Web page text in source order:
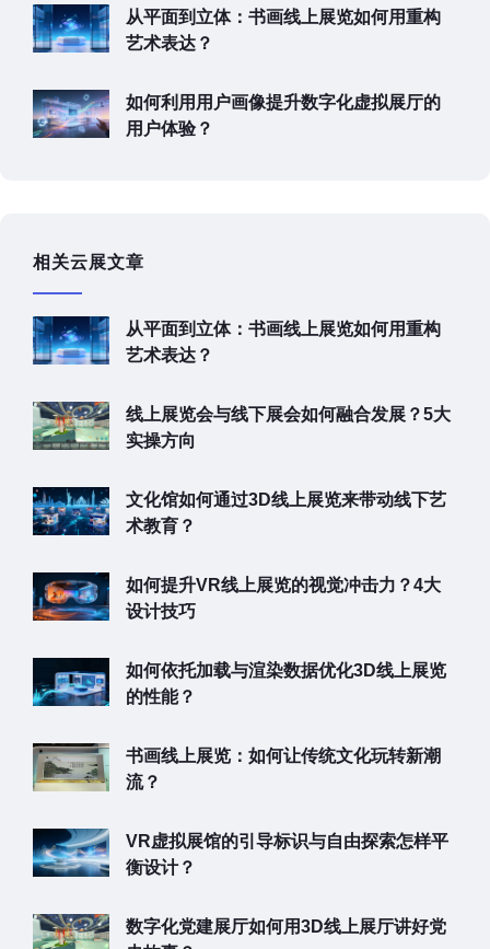
从平面到立体：书画线上展览如何用重构
艺术表达？
如何利用用户画像提升数字化虚拟展厅的
用户体验？
相关云展文章
从平面到立体：书画线上展览如何用重构
艺术表达？
线上展览会与线下展会如何融合发展？5大
实操方向
文化馆如何通过3D线上展览来带动线下艺
术教育？
如何提升VR线上展览的视觉冲击力？4大
设计技巧
如何依托加载与渲染数据优化3D线上展览
的性能？
书画线上展览：如何让传统文化玩转新潮
流？
VR虚拟展馆的引导标识与自由探索怎样平
衡设计？
数字化党建展厅如何用3D线上展厅讲好党